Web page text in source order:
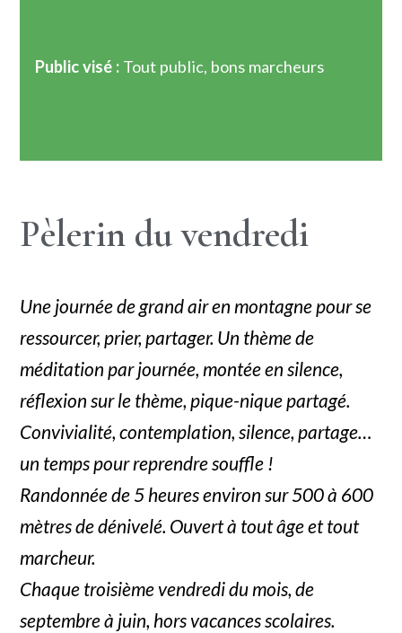
Public visé : Tout public, bons marcheurs
Pèlerin du vendredi
Une journée de grand air en montagne pour se
ressourcer, prier, partager. Un thème de
méditation par journée, montée en silence,
réflexion sur le thème, pique-nique partagé.
Convivialité, contemplation, silence, partage…
un temps pour reprendre souffle !
Randonnée de 5 heures environ sur 500 à 600
mètres de dénivelé. Ouvert à tout âge et tout
marcheur.
Chaque troisième vendredi du mois, de
septembre à juin, hors vacances scolaires.